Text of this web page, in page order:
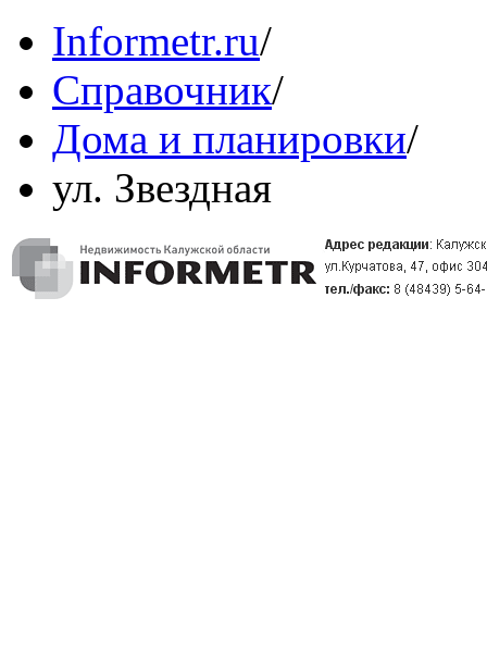
Informetr.ru/
Справочник/
Дома и планировки/
ул. Звездная